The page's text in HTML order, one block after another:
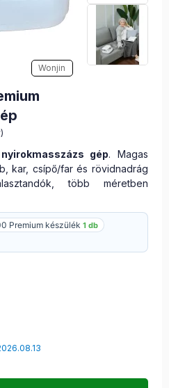
Wonjin
nyirokmasszázs gép. Magas
kar, csípő/far és rövidnadrág
több méretben
Premium készülék1 db